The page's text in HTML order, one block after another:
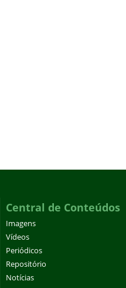
Central de Conteúdos
Imagens
Vídeos
Periódicos
Repositório
Notícias